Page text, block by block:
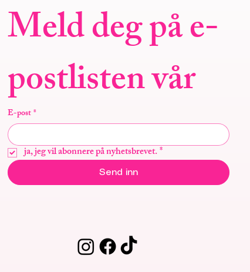
Meld deg på e-
postlisten vår
E-post*
ja, jeg vil abonnere på nyhetsbrevet.*
Send inn